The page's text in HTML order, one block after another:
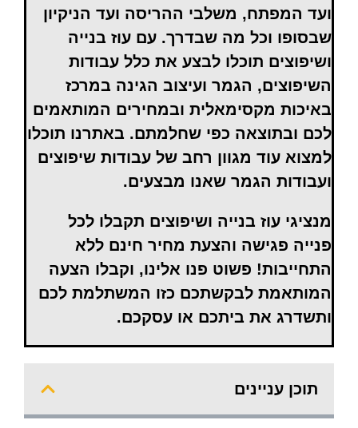
ועד המפתח, משלבי ההריסה ועד הניקיון
שבסופו וכל מה שבדרך. עם עוז בנייה
ושיפוצים תוכלו לבצע את כלל עבודות
השיפוצים, הגמר ועיצוב הגינה במרכז
באיכות מקסימאלית ובמחירים המותאמים
לכם ובתוצאה כפי שחלמתם. באתרנו תוכלו
למצוא עוד מגוון רחב של עבודות שיפוצים
ועבודות הגמר שאנו מבצעים.
מנציגי עוז בנייה ושיפוצים תקבלו לכל
פנייה פגישה והצעת מחיר חינם ללא
התחייבות! פשוט פנו אלינו, וקבלו הצעה
המותאמת לבקשתכם כזו המשתלמת לכם
ותשדרג את ביתכם או עסקכם.
תוכן עניינים